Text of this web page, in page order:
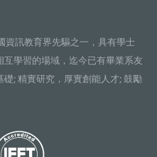
資訊教育界先驅之一，具有學士
學習的場域，迄今已有畢業系友
; 精實研究，厚實創能人才; 鼓勵